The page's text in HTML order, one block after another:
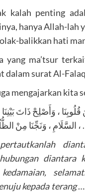
kalah penting
hanya Allah-lah
balikkan hati
yang ma’tsur
dalam surat Al-
mengajarkan kita
، …… »
diantara
kepada terang